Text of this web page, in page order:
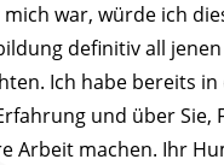
war, würde ich
definitiv all
Ich habe bereits
und über Sie,
Arbeit machen. Ihr